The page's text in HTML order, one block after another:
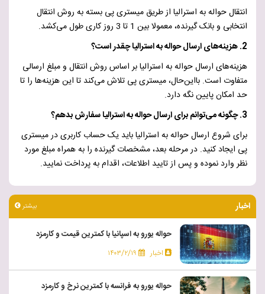
انتقال حواله به استرالیا از طریق میستری پی بسته به روش انتقال
انتخابی و بانک گیرنده، معمولا بین 1 تا 3 روز کاری طول می‌کشد.
2. هزینه‌های ارسال حواله به استرالیا چقدر است؟
هزینه‌های ارسال حواله به استرالیا بر اساس روش انتقال و مبلغ ارسالی
متفاوت است. بااین‌حال، میستری پی تلاش می‌کند تا این هزینه‌ها را تا
حد امکان پایین نگه دارد.
3. چگونه می‌توانم برای ارسال حواله به استرالیا سفارش بدهم؟
برای شروع ارسال حواله به استرالیا باید یک حساب کاربری در میستری
پی ایجاد کنید. در مرحله بعد، مشخصات گیرنده را به همراه مبلغ مورد
نظر وارد نموده و پس از تایید اطلاعات، اقدام به پرداخت نمایید.
اخبار بیشتر
حواله یورو به اسپانیا با کمترین قیمت و کارمزد
اخبار ۱۴۰۳/۲/۱۹
حواله یورو به فرانسه با کمترین نرخ و کارمزد